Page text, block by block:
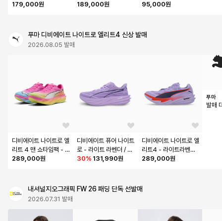
트 크림슨:서밋 화이트 /
179,000원
어우드 브라운:라이트
189,000원
킹 탑 M - 라이트 크림
95,000원
푸마 디비에이트 나이트로 엘리트4 신상 발매
2026.08.05 발매
디비에이트 나이트로 엘
리트 4 맨 쇼타임팩 - 포
이즌핑크:옐로우 / 313
289,000원
디비에이트 퓨어 나이트
로 - 라이트 라벤더 / 31
3905-07
30% 131,990원
디비에이트 나이트로 엘
리트4 - 라이트라벤더:
울트라레드 / 312127-
289,000원
푸마
발매
내셔널지오그래픽 FW 26 패딩 단독 선발매
2026.07.31 발매